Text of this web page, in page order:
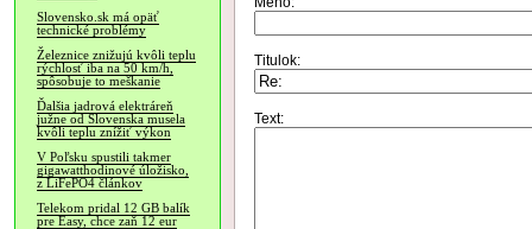
Slovensko.sk má opäť
technické problémy
Železnice znižujú kvôli teplu
rýchlosť iba na 50 km/h,
spôsobuje to meškanie
Ďalšia jadrová elektráreň
južne od Slovenska musela
kvôli teplu znížiť výkon
V Poľsku spustili takmer
gigawatthodinové úložisko,
z LiFePO4 článkov
Telekom pridal 12 GB balík
pre Easy, chce zaň 12 eur
Titulok:
Text: